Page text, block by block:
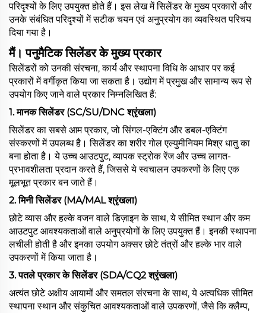
परिदृश्यों के लिए उपयुक्त होते हैं। इस लेख में सिलेंडर के मुख्य प्रकारों और
उनके संबंधित परिदृश्यों में सटीक चयन एवं अनुप्रयोग का व्यवस्थित परिचय
दिया गया है।
मैं।पनुमैटिक सिलेंडर के मुख्य प्रकार
सिलेंडरों को उनकी संरचना, कार्य और स्थापना विधि के आधार पर कई
प्रकारों में वर्गीकृत किया जा सकता है। उद्योग में प्रमुख और सामान्य रूप से
उपयोग किए जाने वाले प्रकार निम्नलिखित हैं:
1. मानक सिलेंडर (SC/SU/DNC श्रृंखला)
सिलेंडर का सबसे आम प्रकार, जो सिंगल-एक्टिंग और डबल-एक्टिंग
संस्करणों में उपलब्ध है। सिलेंडर का शरीर गोल एल्युमीनियम मिश्र धातु का
बना होता है। ये उच्च आउटपुट, व्यापक स्ट्रोक रेंज और उच्च लागत-
प्रभावशीलता प्रदान करते हैं, जिससे ये स्वचालन उपकरणों के लिए एक
मूलभूत प्रकार बन जाते हैं।
2.मिनी सिलेंडर (MA/MAL श्रृंखला)
छोटे व्यास और हल्के वजन वाले डिज़ाइन के साथ, ये सीमित स्थान और कम
आउटपुट आवश्यकताओं वाले अनुप्रयोगों के लिए उपयुक्त हैं। इनकी स्थापना
लचीली होती है और इनका उपयोग अक्सर छोटे तंत्रों और हल्के भार वाले
उपकरणों में किया जाता है।
3.पतले प्रकार के सिलेंडर (SDA/CQ2 श्रृंखला)
अत्यंत छोटे अक्षीय आयामों और समतल संरचना के साथ, ये अत्यधिक सीमित
स्थापना स्थान और संकुचित आवश्यकताओं वाले उपकरणों, जैसे कि क्लैम्प,